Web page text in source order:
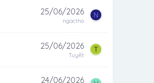
25/06/2026
ngoctho
N
25/06/2026
Tuyết
T
24/06/2026